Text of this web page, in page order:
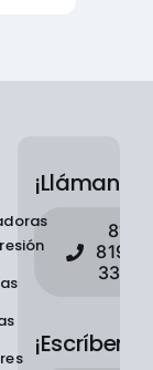
¡Llámanos!
81
8190
3311